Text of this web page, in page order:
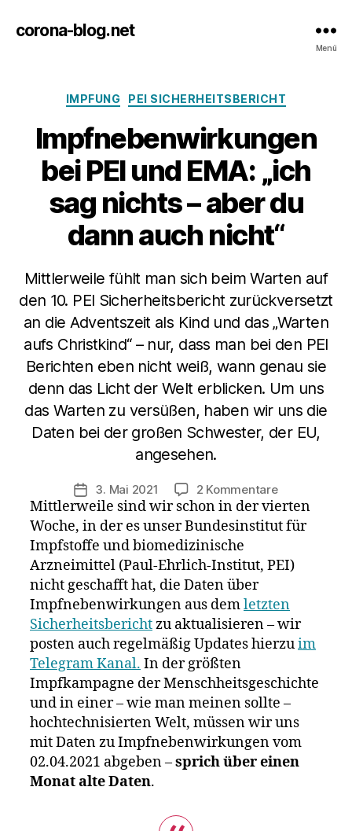
corona-blog.net
Menü
Kategorien
IMPFUNG PEI SICHERHEITSBERICHT
Impfnebenwirkungen
bei PEI und EMA: „ich
sag nichts – aber du
dann auch nicht“
Mittlerweile fühlt man sich beim Warten auf
den 10. PEI Sicherheitsbericht zurückversetzt
an die Adventszeit als Kind und das „Warten
aufs Christkind“ – nur, dass man bei den PEI
Berichten eben nicht weiß, wann genau sie
denn das Licht der Welt erblicken. Um uns
das Warten zu versüßen, haben wir uns die
Daten bei der großen Schwester, der EU,
angesehen.
Veröffentlichungsdatum
3. Mai 2021 2 Kommentarezu
bei
und
EMA:
sag
nichts
–
du
nicht“
Mittlerweile sind wir schon in der vierten
Woche, in der es unser Bundesinstitut für
Impfstoffe und biomedizinische
Arzneimittel (Paul-Ehrlich-Institut, PEI)
nicht geschafft hat, die Daten über
Impfnebenwirkungen aus demletzten
Sicherheitsberichtzu aktualisieren – wir
posten auch regelmäßig Updates hierzuim
Telegram Kanal. In der größten
Impfkampagne der Menschheitsgeschichte
und in einer – wie man meinen sollte –
hochtechnisierten Welt, müssen wir uns
mit Daten zu Impfnebenwirkungen vom
02.04.2021 abgeben –sprich über einen
Monat alte Daten.